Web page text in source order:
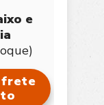
e
frete